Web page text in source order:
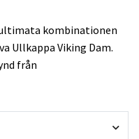
kombinationen
Ullkappa Viking Dam.
från